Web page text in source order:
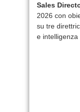
Sales
2026 con
su tre
e intelligenza